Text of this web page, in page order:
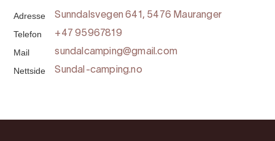
Adresse Sunndalsvegen 641, 5476 Mauranger
Telefon +47 95967819
Mail sundalcamping@gmail.com
Nettside Sundal-camping.no